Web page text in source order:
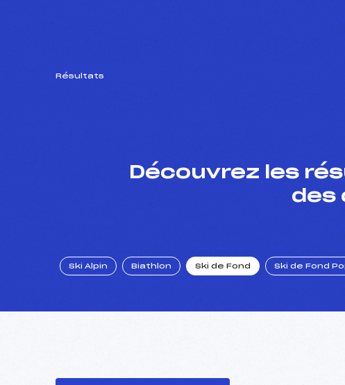
Résultats
Découvrez les
des
Ski Alpin Biathlon Ski de Fond Ski de Fond